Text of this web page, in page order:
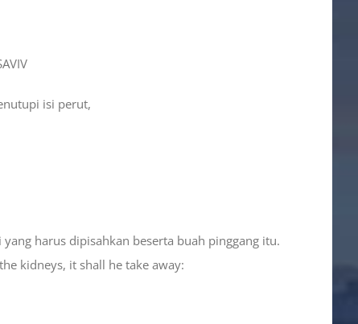
isi perut,
harus dipisahkan beserta buah pinggang itu.
kidneys, it shall he take away: